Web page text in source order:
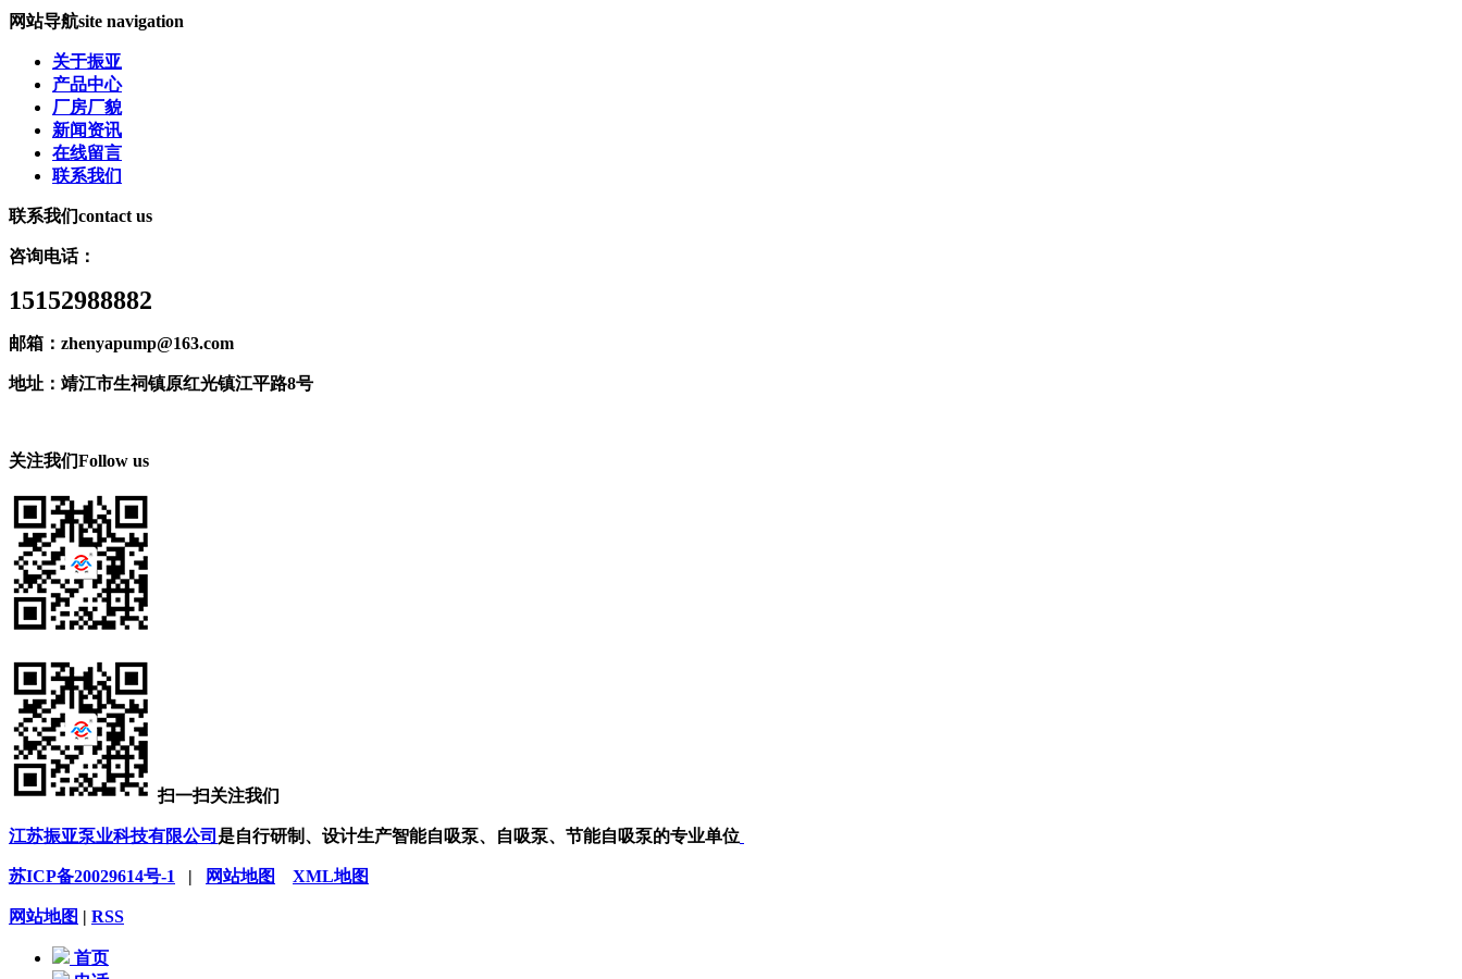
网站导航site navigation
关于振亚
产品中心
厂房厂貌
新闻资讯
在线留言
联系我们
联系我们contact us
咨询电话：
15152988882
邮箱：zhenyapump@163.com
地址：靖江市生祠镇原红光镇江平路8号
关注我们Follow us
扫一扫关注我们
江苏振亚泵业科技有限公司 是自行研制、设计生产智能自吸泵、自吸泵、节能自吸泵的专业单位
苏ICP备20029614号-1 | 网站地图 XML地图
网站地图 | RSS
首页